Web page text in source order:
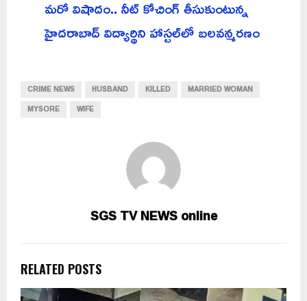
మరో విషాదం.. నీట్ కోచింగ్ తీసుకుంటున్న
హైదరాబాద్ విద్యార్థిని హాస్టల్‌లో బలవన్మరణం
CRIME NEWS HUSBAND KILLED
MARRIED WOMAN
MYSORE
WIFE
SGS TV NEWS online
RELATED POSTS